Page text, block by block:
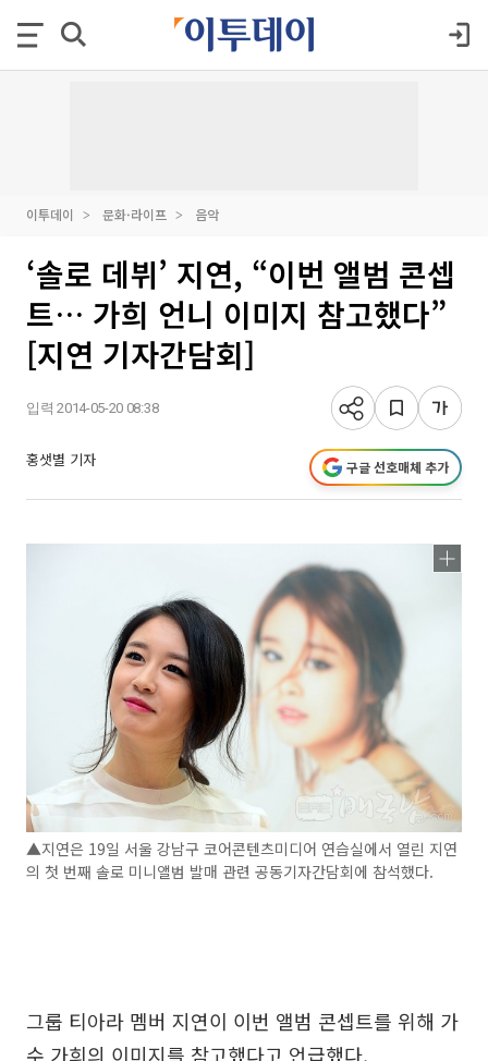
이투데이 문화·라이프 음악
‘솔로 데뷔’ 지연, “이번 앨범 콘셉
트… 가희 언니 이미지 참고했다”
[지연 기자간담회]
입력 2014-05-20 08:38
홍샛별 기자 구글 선호매체 추가
▲지연은 19일 서울 강남구 코어콘텐츠미디어 연습실에서 열린 지연
의 첫 번째 솔로 미니앨범 발매 관련 공동기자간담회에 참석했다.
그룹 티아라 멤버 지연이 이번 앨범 콘셉트를 위해 가
수 가희의 이미지를 참고했다고 언급했다.